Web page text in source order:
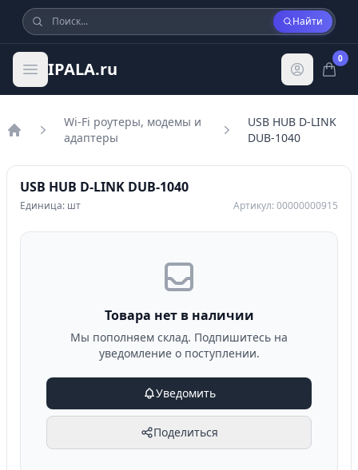
Найти
IPALA.ru
0
Wi-Fi роутеры, модемы и
адаптеры
USB HUB D-LINK
DUB-1040
USB HUB D-LINK DUB-1040
Единица: шт Артикул: 00000000915
Товара нет в наличии
Мы пополняем склад. Подпишитесь на
уведомление о поступлении.
Уведомить
Поделиться